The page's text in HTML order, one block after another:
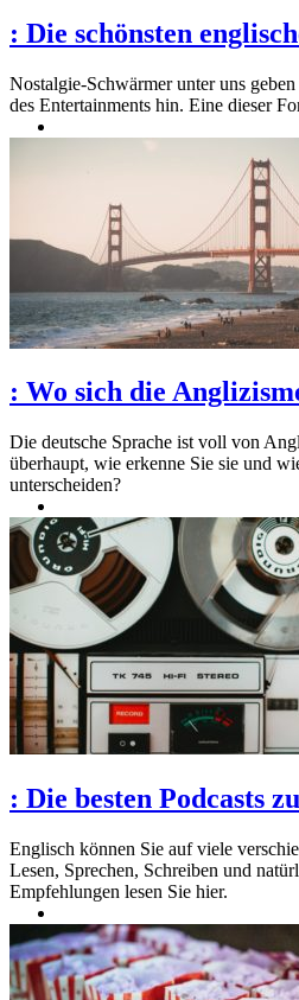
: Die schönsten
Nostalgie-Schwärmer unter uns
des Entertainments hin. Eine dieser
: Wo sich die
Die deutsche Sprache ist voll von
überhaupt, wie erkenne Sie sie und
unterscheiden?
: Die besten Podcasts
Englisch können Sie auf viele
Lesen, Sprechen, Schreiben und
Empfehlungen lesen Sie hier.